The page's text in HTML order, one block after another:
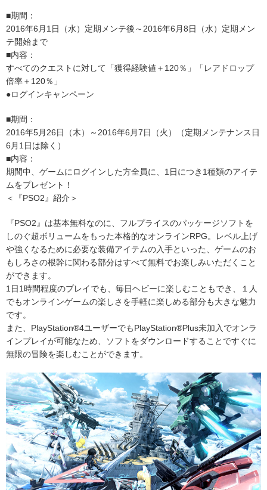
■期間：
2016年6月1日（水）定期メンテ後～2016年6月8日（水）定期メン
テ開始まで
■内容：
すべてのクエストに対して「獲得経験値＋120％」「レアドロップ
倍率＋120％」
●ログインキャンペーン
■期間：
2016年5月26日（木）～2016年6月7日（火）（定期メンテナンス日
6月1日は除く）
■内容：
期間中、ゲームにログインした方全員に、1日につき1種類のアイテ
ムをプレゼント！
＜『PSO2』紹介＞
『PSO2』は基本無料なのに、フルプライスのパッケージソフトを
しのぐ超ボリュームをもった本格的なオンラインRPG。レベル上げ
や強くなるために必要な装備アイテムの入手といった、ゲームのお
もしろさの根幹に関わる部分はすべて無料でお楽しみいただくこと
ができます。
1日1時間程度のプレイでも、毎日ヘビーに楽しむこともでき、１人
でもオンラインゲームの楽しさを手軽に楽しめる部分も大きな魅力
です。
また、PlayStation®4ユーザーでもPlayStation®Plus未加入でオンラ
インプレイが可能なため、ソフトをダウンロードすることですぐに
無限の冒険を楽しむことができます。